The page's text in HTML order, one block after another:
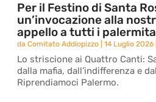
Per il Festino di Santa
un’invocazione alla
appello a tutti i
daComitato Addiopizzo |14 Luglio 2026
Lo striscione ai Quattro Canti:
dalla mafia, dall’indifferenza e
Riprendiamoci Palermo.